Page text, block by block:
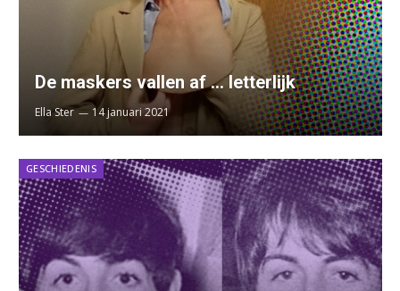
De maskers vallen af … letterlijk
Ella Ster 14 januari 2021
GESCHIEDENIS